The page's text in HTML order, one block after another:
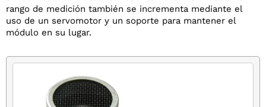
rango de medición también se incrementa mediante el
uso de un servomotor y un soporte para mantener el
módulo en su lugar.